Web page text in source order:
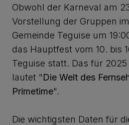
Obwohl der Karneval am
Vorstellung der Gruppen
Gemeinde Teguise um
das Hauptfest vom 10. bis
Teguise statt. Das für
lautet "Die Welt des
Primetime".
Die wichtigsten Daten für